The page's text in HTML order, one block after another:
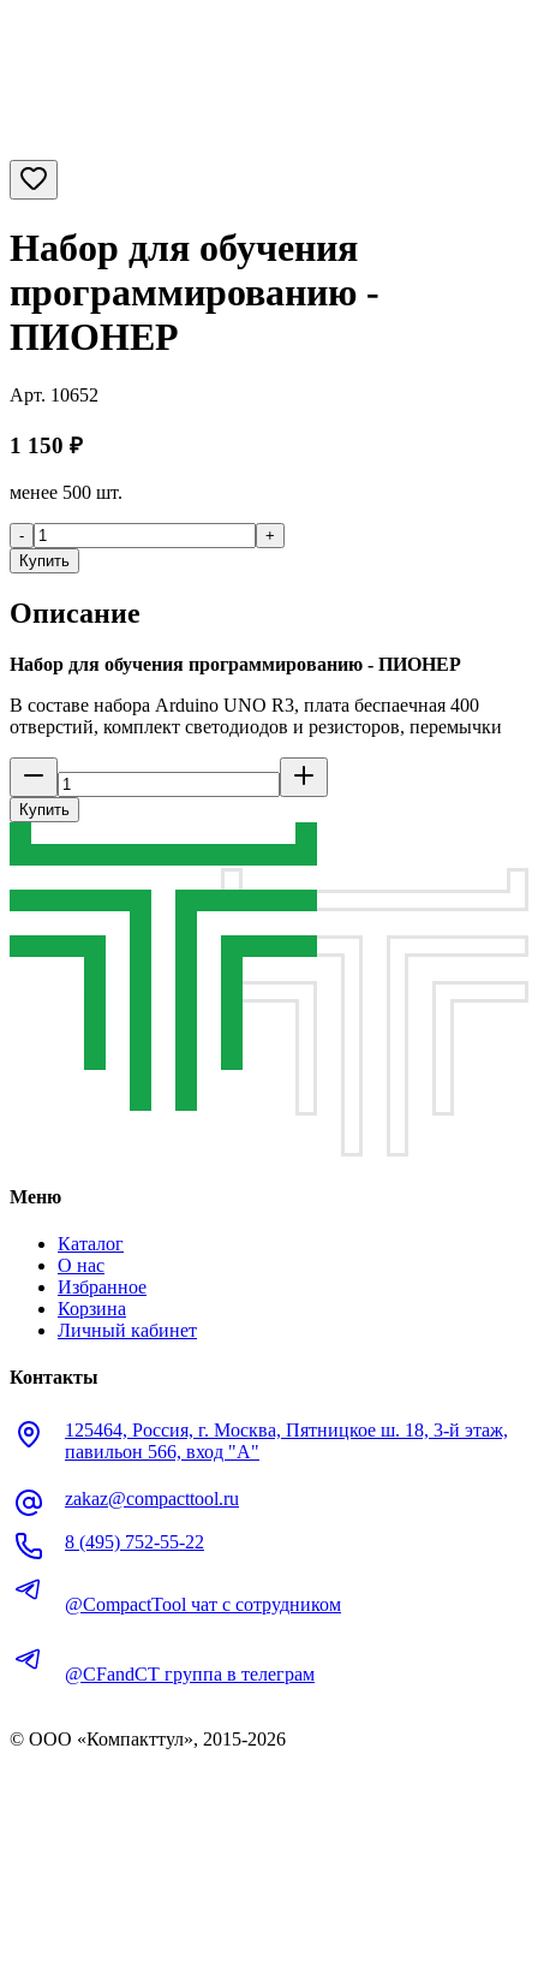
Набор для обучения
программированию -
ПИОНЕР
Арт. 10652
1 150 ₽
менее 500 шт.
-
+
Купить
Описание
Набор для обучения программированию - ПИОНЕР
В составе набора Arduino UNO R3, плата беспаечная 400
отверстий, комплект светодиодов и резисторов, перемычки
Купить
Меню
Каталог
О нас
Избранное
Корзина
Личный кабинет
Контакты
125464, Россия, г. Москва, Пятницкое ш. 18, 3-й этаж,
павильон 566, вход "А"
zakaz@compacttool.ru
8 (495) 752-55-22
@CompactTool чат с сотрудником
@CFandCT группа в телеграм
© OOO «Компакттул», 2015-2026